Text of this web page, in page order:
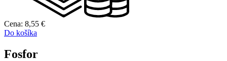
Cena: 8,55 €
Do košíka
Fosfor